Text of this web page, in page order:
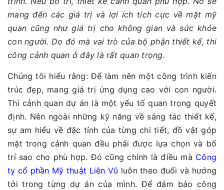
mang đến các giá trị và lợi ích tích cực về mặt mỹ
quan cũng như giá trị cho không gian và sức khỏe
con người. Do đó mà vai trò của bộ phận thiết kế, thi
công cảnh quan ở đây là rất quan trọng.
Chúng tôi hiểu rằng: Để làm nên một công trình kiến
trúc đẹp, mang giá trị ứng dụng cao với con người.
Thì cảnh quan dự án là một yếu tố quan trọng quyết
định. Nên ngoài những kỹ năng về sáng tác thiết kế,
sự am hiểu về đặc tính của từng chi tiết, đồ vật góp
mặt trong cảnh quan đều phải được lựa chọn và bố
trí sao cho phù hợp. Đó cũng chính là điều mà Công
ty cổ phần Mỹ thuật Liên Vũ luôn theo đuổi và hướng
tới trong từng dự án của mình. Để đảm bảo công